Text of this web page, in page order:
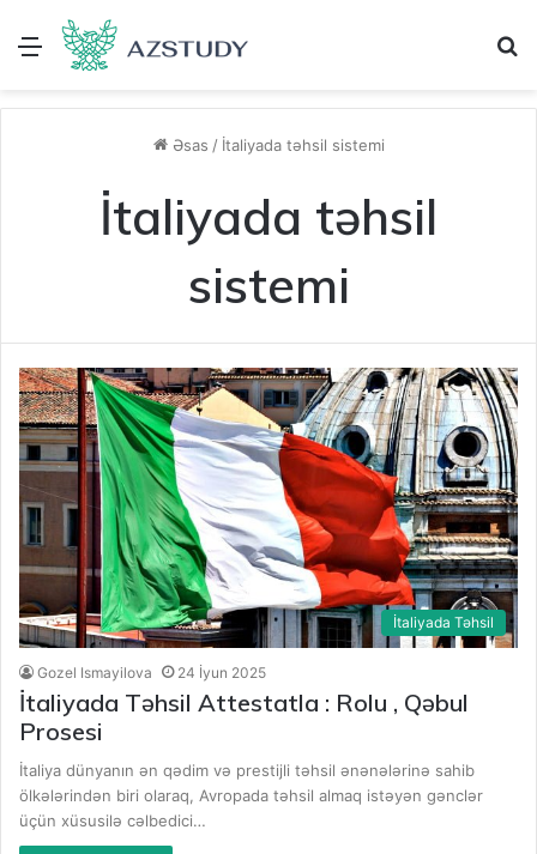
Menu
Əsas / İtaliyada təhsil sistemi
İtaliyada təhsil
sistemi
İtaliyada Təhsil
Gozel Ismayilova 24 İyun 2025
İtaliyada Təhsil Attestatla : Rolu , Qəbul
Prosesi
İtaliya dünyanın ən qədim və prestijli təhsil ənənələrinə sahib
ölkələrindən biri olaraq, Avropada təhsil almaq istəyən gənclər
üçün xüsusilə cəlbedici…